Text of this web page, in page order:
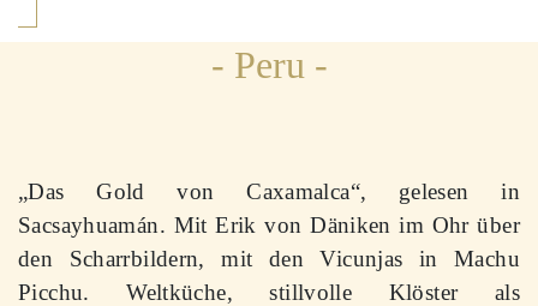
- Peru -
„Das Gold von Caxamalca“, gelesen in
Sacsayhuamán. Mit Erik von Däniken im Ohr über
den Scharrbildern, mit den Vicunjas in Machu
Picchu. Weltküche, stillvolle Klöster als